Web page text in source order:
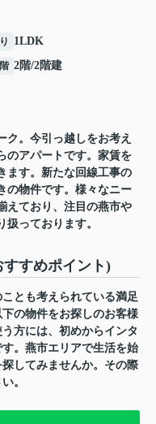
1LDK
2階/2階建
ク。今引っ越しをお考え
のアパートです。家賃を
ます。新たな回線工事の
の物件です。様々なニー
えており、注目の燕市や
っております。
すめポイント)
とも考えられている満足
の物件をお探しのお客様
方には、初めからインタ
。燕市エリアで生活を始
してみませんか。その際
。